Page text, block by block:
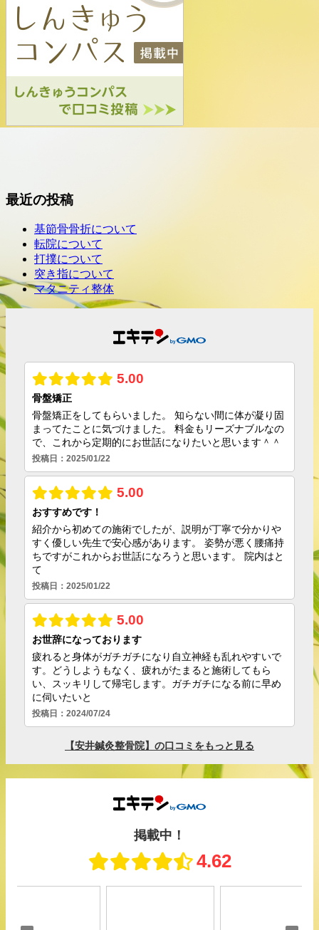
最近の投稿
基節骨骨折について
転院について
打撲について
突き指について
マタニティ整体